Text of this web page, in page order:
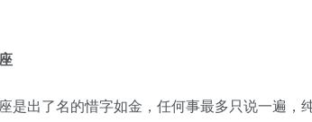
是出了名的惜字如金，任何事最多只说一遍